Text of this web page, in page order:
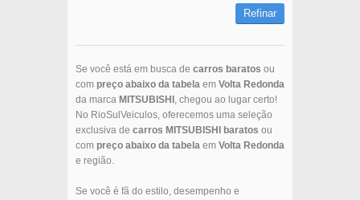
Refinar
Se você está em busca de carros baratos ou
com preço abaixo da tabela em Volta Redonda
da marca MITSUBISHI , chegou ao lugar certo!
No RioSulVeiculos, oferecemos uma seleção
exclusiva de carros MITSUBISHI baratos ou
com preço abaixo da tabela em Volta Redonda
e região.
Se você é fã do estilo, desempenho e